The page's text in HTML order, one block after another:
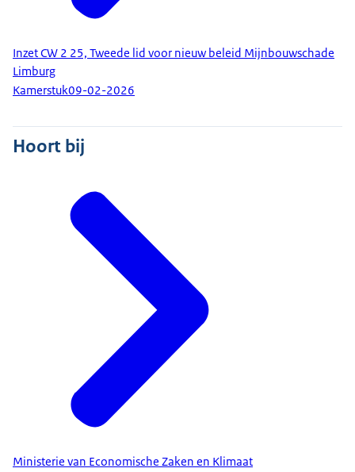
Inzet CW 2 25, Tweede lid voor nieuw beleid Mijnbouwschade
Limburg
Kamerstuk09-02-2026
Hoort bij
Ministerie van Economische Zaken en Klimaat